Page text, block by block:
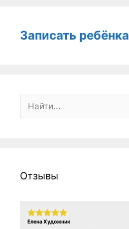
Записать ребёнка
Отзывы
Елена Художник